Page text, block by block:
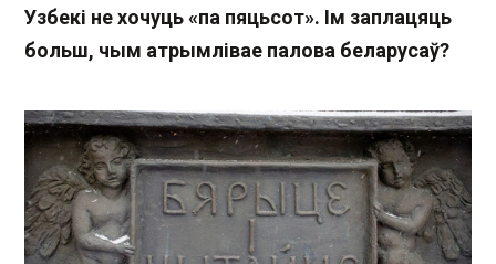
Узбекі не хочуць «па пяцьсот». Ім заплацяць
больш, чым атрымлівае палова беларусаў?